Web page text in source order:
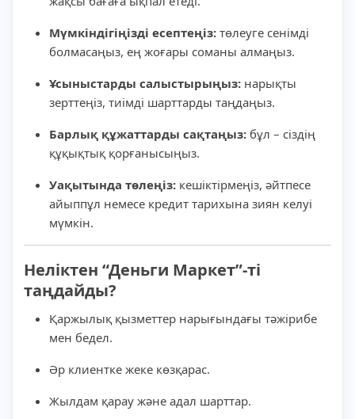
Мүмкіндігіңізді есептеңіз: төлеуге сенімді
болмасаңыз, ең жоғары соманы алмаңыз.
Ұсыныстарды салыстырыңыз: нарықты
зерттеңіз, тиімді шарттарды таңдаңыз.
Барлық құжаттарды сақтаңыз: бұл – сіздің
құқықтық қорғанысыңыз.
Уақытында төлеңіз: кешіктірмеңіз, әйтпесе
айыппұл немесе кредит тарихына зиян келуі
мүмкін.
Неліктен “Деньги Маркет”-ті
таңдайды?
Қаржылық қызметтер нарығындағы тәжірибе
мен бедел.
Әр клиентке жеке көзқарас.
Жылдам қарау және адал шарттар.